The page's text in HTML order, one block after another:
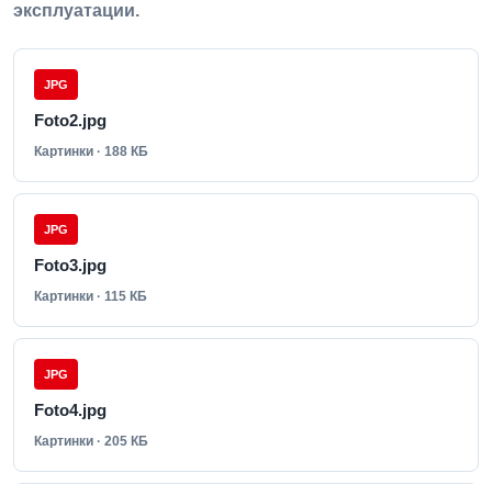
эксплуатации.
JPG
Foto2.jpg
Картинки · 188 КБ
JPG
Foto3.jpg
Картинки · 115 КБ
JPG
Foto4.jpg
Картинки · 205 КБ